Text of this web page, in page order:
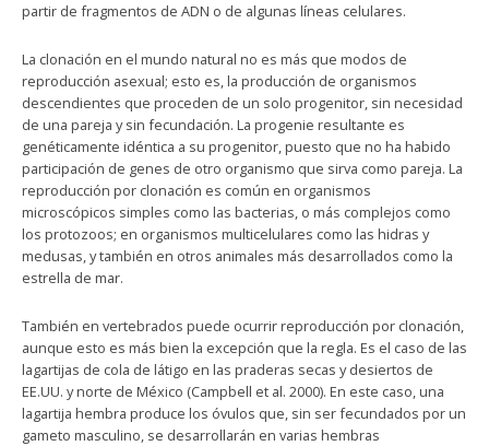
partir de fragmentos de ADN o de algunas líneas celulares.
La clonación en el mundo natural no es más que modos de
reproducción asexual; esto es, la producción de organismos
descendientes que proceden de un solo progenitor, sin necesidad
de una pareja y sin fecundación. La progenie resultante es
genéticamente idéntica a su progenitor, puesto que no ha habido
participación de genes de otro organismo que sirva como pareja. La
reproducción por clonación es común en organismos
microscópicos simples como las bacterias, o más complejos como
los protozoos; en organismos multicelulares como las hidras y
medusas, y también en otros animales más desarrollados como la
estrella de mar.
También en vertebrados puede ocurrir reproducción por clonación,
aunque esto es más bien la excepción que la regla. Es el caso de las
lagartijas de cola de látigo en las praderas secas y desiertos de
EE.UU. y norte de México (Campbell et al. 2000). En este caso, una
lagartija hembra produce los óvulos que, sin ser fecundados por un
gameto masculino, se desarrollarán en varias hembras